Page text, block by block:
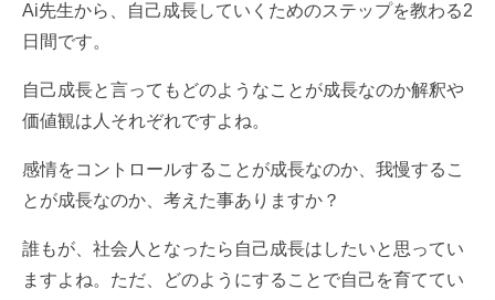
Ai先生から、自己成長していくためのステップを教わる2
日間です。
自己成長と言ってもどのようなことが成長なのか解釈や
価値観は人それぞれですよね。
感情をコントロールすることが成長なのか、我慢するこ
とが成長なのか、考えた事ありますか？
誰もが、社会人となったら自己成長はしたいと思ってい
ますよね。ただ、どのようにすることで自己を育ててい